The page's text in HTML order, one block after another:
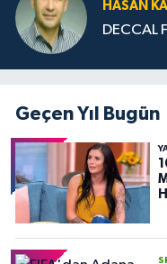
HASAN
DECCAL
Geçen Yıl Bugün